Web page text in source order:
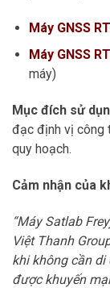
Máy GNSS
Máy GNSS
máy)
Mục đích sử
đạc định vị công
quy hoạch.
Cảm nhận của
“Máy Satlab
Việt Thanh
khi không cần di
được khuyến